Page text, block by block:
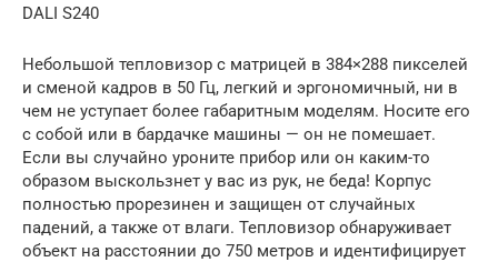
DALI S240
Небольшой тепловизор с матрицей в 384×288 пикселей
и сменой кадров в 50 Гц, легкий и эргономичный, ни в
чем не уступает более габаритным моделям. Носите его
с собой или в бардачке машины — он не помешает.
Если вы случайно уроните прибор или он каким-то
образом выскользнет у вас из рук, не беда! Корпус
полностью прорезинен и защищен от случайных
падений, а также от влаги. Тепловизор обнаруживает
объект на расстоянии до 750 метров и идентифицирует